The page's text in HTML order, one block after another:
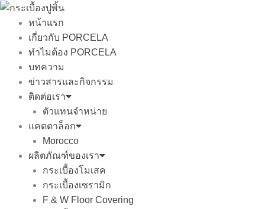
Skip
content
หน้าแรก
เกี่ยวกับ PORCELA
ทำไมต้อง PORCELA
บทความ
ข่าวสารและกิจกรรม
ติดต่อเรา
ตัวแทนจำหน่าย
แคตตาล็อก
Morocco
ผลิตภัณฑ์ของเรา
กระเบื้องโมเสค
กระเบื้องเซรามิก
F & W Floor Covering